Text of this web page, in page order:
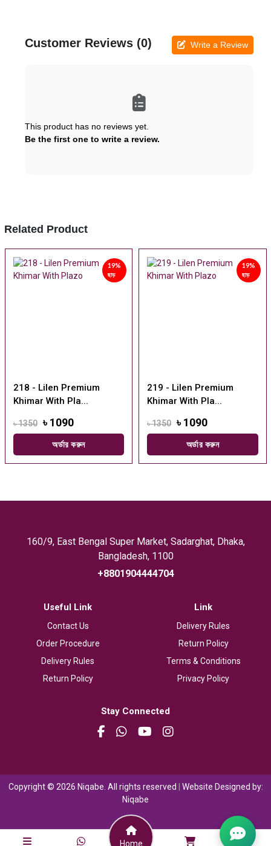
Customer Reviews (0) Write a Review
This product has no reviews yet.
Be the first one to write a review.
Related Product
19%
ছাড়
218 - Lilen Premium
Khimar With Pla...
৳ 1350 ৳ 1090
অর্ডার করুন
19%
ছাড়
219 - Lilen Premium
Khimar With Pla...
৳ 1350 ৳ 1090
অর্ডার করুন
160/9, East Bengal Super Market, Sadarghat, Dhaka,
Bangladesh, 1100
+8801904444704
Useful Link
Contact Us
Order Procedure
Delivery Rules
Return Policy
Link
Delivery Rules
Return Policy
Terms & Conditions
Privacy Policy
Stay Connected
Copyright © 2026 Niqabe. All rights reserved | Website Designed by:
Niqabe
Home